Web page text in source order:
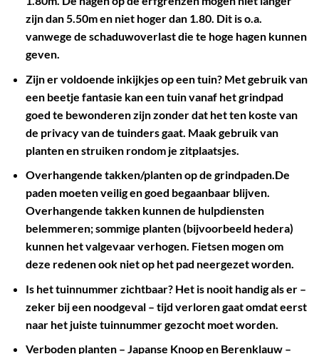
zijn dan 5.50m en niet hoger dan 1.80. Dit is o.a.
vanwege de schaduwoverlast die te hoge hagen kunnen
geven.
Zijn er voldoende inkijkjes op een tuin? Met gebruik van
een beetje fantasie kan een tuin vanaf het grindpad
goed te bewonderen zijn zonder dat het ten koste van
de privacy van de tuinders gaat. Maak gebruik van
planten en struiken rondom je zitplaatsjes.
Overhangende takken/planten op de grindpaden.De
paden moeten veilig en goed begaanbaar blijven.
Overhangende takken kunnen de hulpdiensten
belemmeren; sommige planten (bijvoorbeeld hedera)
kunnen het valgevaar verhogen. Fietsen mogen om
deze redenen ook niet op het pad neergezet worden.
Is het tuinnummer zichtbaar? Het is nooit handig als er –
zeker bij een noodgeval – tijd verloren gaat omdat eerst
naar het juiste tuinnummer gezocht moet worden.
Verboden planten – Japanse Knoop en Berenklauw –